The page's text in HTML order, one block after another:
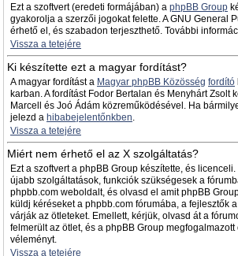
Ezt a szoftvert (eredeti formájában) a phpBB Group
gyakorolja a szerzői jogokat felette. A GNU General
érhető el, és szabadon terjeszthető. További
Vissza a tetejére
Ki készítette ezt a magyar fordítást?
A magyar fordítást a Magyar phpBB Közösség fordító
karban. A fordítást Fodor Bertalan és Menyhárt Zsolt
Marcell és Joó Ádám közreműködésével. Ha
jelezd a hibabejelentőnkben.
Vissza a tetejére
Miért nem érhető el az X szolgáltatás?
Ezt a szoftvert a phpBB Group készítette, és
újabb szolgáltatások, funkciók szükségesek a
phpbb.com weboldalt, és olvasd el amit phpBB
küldj kéréseket a phpbb.com fórumába, a fejlesztők
várják az ötleteket. Emellett, kérjük, olvasd át a
felmerült az ötlet, és a phpBB Group
véleményt.
Vissza a tetejére